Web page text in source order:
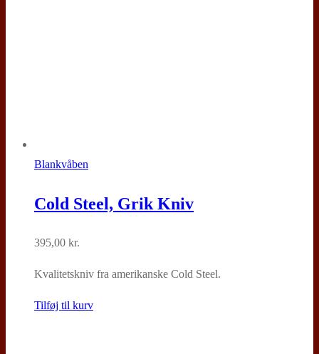
Blankvåben
Cold Steel, Grik Kniv
395,00 kr.
Kvalitetskniv fra amerikanske Cold Steel.
Tilføj til kurv